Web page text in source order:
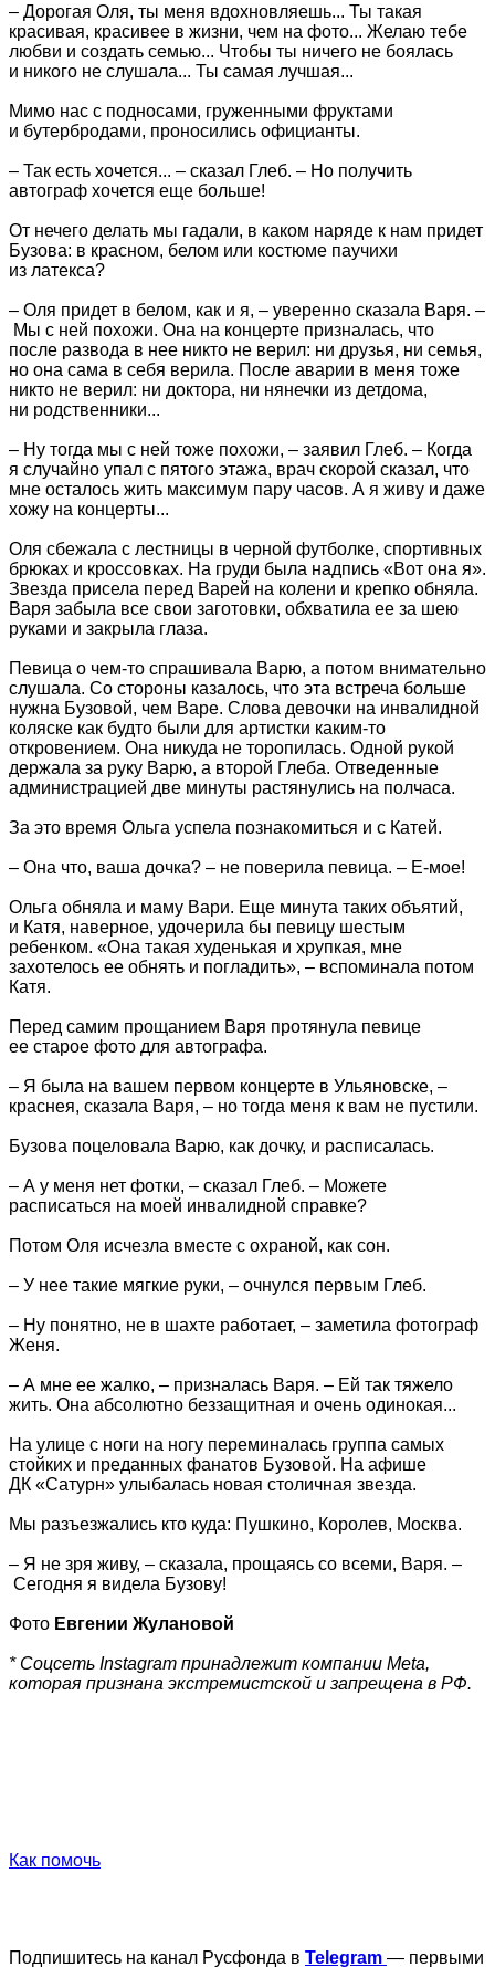
– Дорогая Оля, ты меня вдохновляешь... Ты такая
красивая, красивее в жизни, чем на фото... Желаю тебе
любви и создать семью... Чтобы ты ничего не боялась
и никого не слушала... Ты самая лучшая...
Мимо нас с подносами, груженными фруктами
и бутербродами, проносились официанты.
– Так есть хочется... – сказал Глеб. – Но получить
автограф хочется еще больше!
От нечего делать мы гадали, в каком наряде к нам придет
Бузова: в красном, белом или костюме паучихи
из латекса?
– Оля придет в белом, как и я, – уверенно сказала Варя. –
Мы с ней похожи. Она на концерте призналась, что
после развода в нее никто не верил: ни друзья, ни семья,
но она сама в себя верила. После аварии в меня тоже
никто не верил: ни доктора, ни нянечки из детдома,
ни родственники...
– Ну тогда мы с ней тоже похожи, – заявил Глеб. – Когда
я случайно упал с пятого этажа, врач скорой сказал, что
мне осталось жить максимум пару часов. А я живу и даже
хожу на концерты...
Оля сбежала с лестницы в черной футболке, спортивных
брюках и кроссовках. На груди была надпись «Вот она я».
Звезда присела перед Варей на колени и крепко обняла.
Варя забыла все свои заготовки, обхватила ее за шею
руками и закрыла глаза.
Певица о чем-то спрашивала Варю, а потом внимательно
слушала. Со стороны казалось, что эта встреча больше
нужна Бузовой, чем Варе. Слова девочки на инвалидной
коляске как будто были для артистки каким‑то
откровением. Она никуда не торопилась. Одной рукой
держала за руку Варю, а второй Глеба. Отведенные
администрацией две минуты растянулись на полчаса.
За это время Ольга успела познакомиться и с Катей.
– Она что, ваша дочка? – не поверила певица. – Е-мое!
Ольга обняла и маму Вари. Еще минута таких объятий,
и Катя, наверное, удочерила бы певицу шестым
ребенком. «Она такая худенькая и хрупкая, мне
захотелось ее обнять и погладить», – вспоминала потом
Катя.
Перед самим прощанием Варя протянула певице
ее старое фото для автографа.
– Я была на вашем первом концерте в Ульяновске, –
краснея, сказала Варя, – но тогда меня к вам не пустили.
Бузова поцеловала Варю, как дочку, и расписалась.
– А у меня нет фотки, – сказал Глеб. – Можете
расписаться на моей инвалидной справке?
Потом Оля исчезла вместе с охраной, как сон.
– У нее такие мягкие руки, – очнулся первым Глеб.
– Ну понятно, не в шахте работает, – заметила фотограф
Женя.
– А мне ее жалко, – призналась Варя. – Ей так тяжело
жить. Она абсолютно беззащитная и очень одинокая...
На улице с ноги на ногу переминалась группа самых
стойких и преданных фанатов Бузовой. На афише
ДК «Сатурн» улыбалась новая столичная звезда.
Мы разъезжались кто куда: Пушкино, Королев, Москва.
– Я не зря живу, – сказала, прощаясь со всеми, Варя. –
Сегодня я видела Бузову!
Фото Евгении Жулановой
* Соцсеть Instagram принадлежит компании Meta,
которая признана экстремистской и запрещена в РФ.
Как помочь
Подпишитесь на канал Русфонда в Telegram — первыми